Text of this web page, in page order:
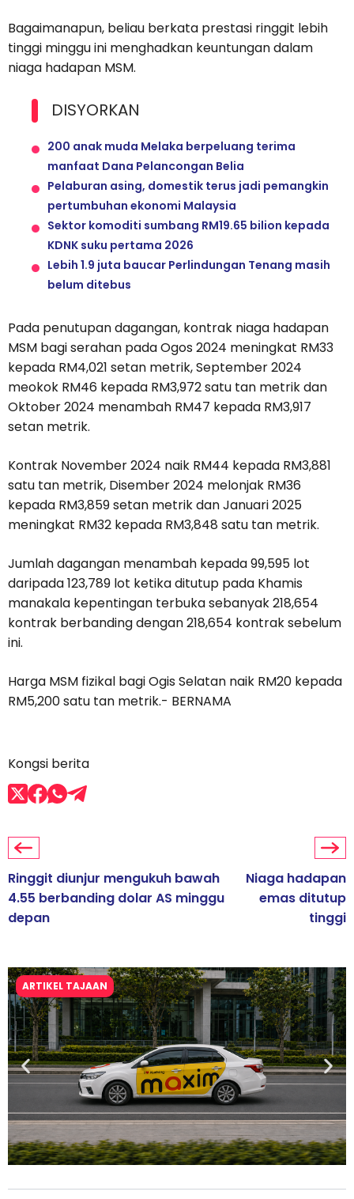
Bagaimanapun, beliau berkata prestasi ringgit lebih
tinggi minggu ini menghadkan keuntungan dalam
niaga hadapan MSM.
DISYORKAN
200 anak muda Melaka berpeluang terima
manfaat Dana Pelancongan Belia
Pelaburan asing, domestik terus jadi pemangkin
pertumbuhan ekonomi Malaysia
Sektor komoditi sumbang RM19.65 bilion kepada
KDNK suku pertama 2026
Lebih 1.9 juta baucar Perlindungan Tenang masih
belum ditebus
Pada penutupan dagangan, kontrak niaga hadapan
MSM bagi serahan pada Ogos 2024 meningkat RM33
kepada RM4,021 setan metrik, September 2024
meokok RM46 kepada RM3,972 satu tan metrik dan
Oktober 2024 menambah RM47 kepada RM3,917
setan metrik.
Kontrak November 2024 naik RM44 kepada RM3,881
satu tan metrik, Disember 2024 melonjak RM36
kepada RM3,859 setan metrik dan Januari 2025
meningkat RM32 kepada RM3,848 satu tan metrik.
Jumlah dagangan menambah kepada 99,595 lot
daripada 123,789 lot ketika ditutup pada Khamis
manakala kepentingan terbuka sebanyak 218,654
kontrak berbanding dengan 218,654 kontrak sebelum
ini.
Harga MSM fizikal bagi Ogis Selatan naik RM20 kepada
RM5,200 satu tan metrik.- BERNAMA
Kongsi berita
Ringgit diunjur mengukuh bawah
4.55 berbanding dolar AS minggu
depan
Niaga hadapan
emas ditutup
tinggi
ARTIKEL TAJAAN